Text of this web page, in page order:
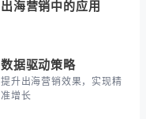
出海营销中的应用
数据驱动策略
提升出海营销效果，实现精
准增长